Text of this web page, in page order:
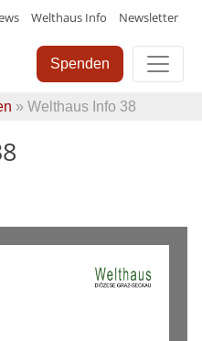
Welthaus Info Newsletter
Spenden
» Welthaus Info 38